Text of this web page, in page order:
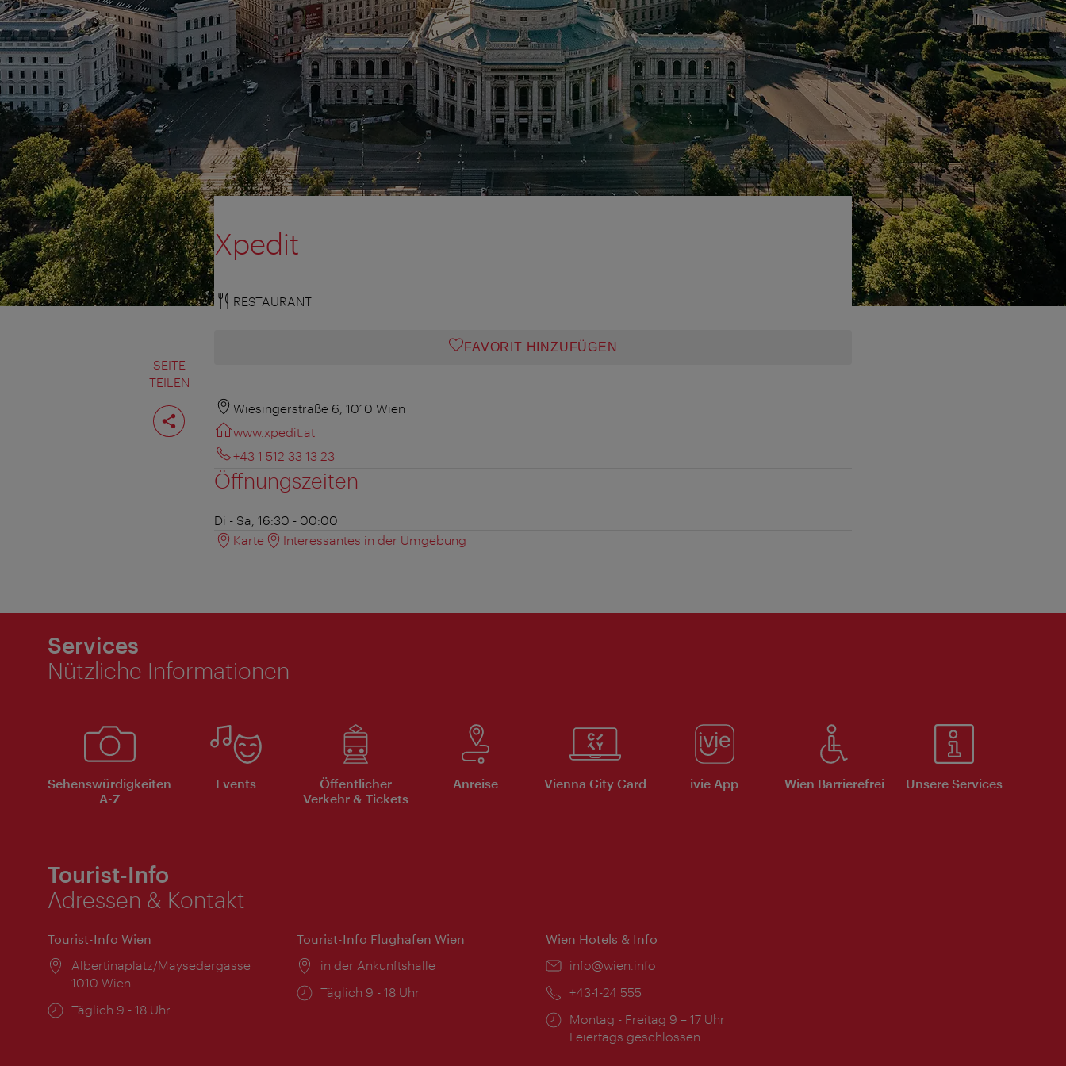
SEITE
TEILEN
Seite
teilen
Xpedit
RESTAURANT
FAVORIT HINZUFÜGEN
Wiesingerstraße 6, 1010 Wien
www.xpedit.at
+43 1 512 33 13 23
Öffnungszeiten
Di - Sa, 16:30 - 00:00
Karte
Interessantes in der Umgebung
Services
Nützliche Informationen
Sehenswürdigkeiten
A-Z
Events
Öffentlicher
Verkehr & Tickets
Anreise Vienna City Card ivie App Wien Barrierefrei Unsere Services
Tourist-Info
Adressen & Kontakt
Tourist-Info Wien
Ort:
Albertinaplatz/Maysedergasse
1010 Wien
Öffnungszeiten:
Täglich 9 - 18 Uhr
Tourist-Info Flughafen Wien
Ort:
in der Ankunftshalle
Öffnungszeiten:
Täglich 9 - 18 Uhr
Wien Hotels & Info
Email:
info@wien.info
Telefon:
+43-1-24 555
Öffnungszeiten:
Montag - Freitag 9 – 17 Uhr
Feiertags geschlossen